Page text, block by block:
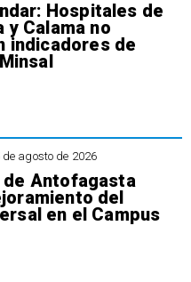
Hospitales de
Calama no
indicadores de
de agosto de 2026
de Antofagasta
del
en el Campus